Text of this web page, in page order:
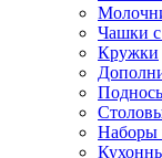
Чашки
Кружки
Наборы